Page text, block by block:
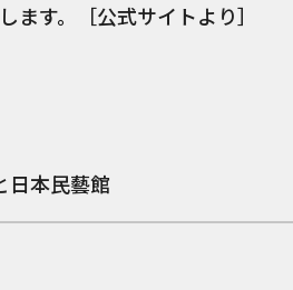
す。［公式サイトより］
本民藝館